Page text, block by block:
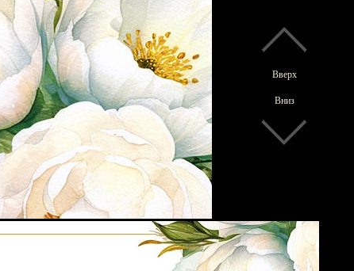
Вверх
Вниз